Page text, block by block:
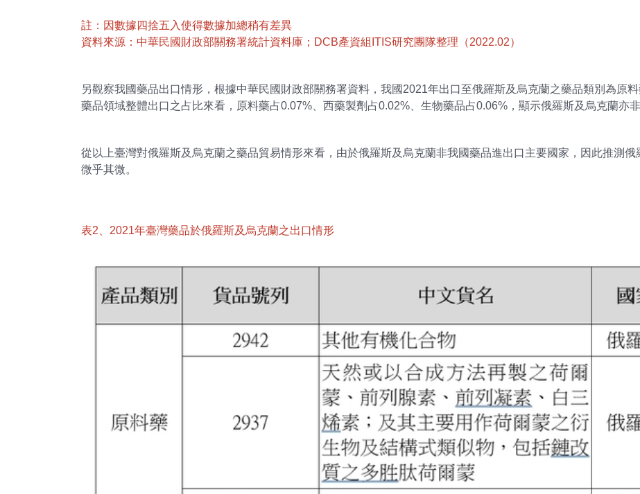
註：因數據四捨五入使得數據加總稍有差異
資料來源：中華民國財政部關務署統計資料庫；DCB產資組ITIS研究團隊整理（2022.02）
另觀察我國藥品出口情形，根據中華民國財政部關務署資料，我國2021年出口至俄羅斯及烏克蘭之藥品類別為原
藥品領域整體出口之占比來看，原料藥占0.07%、西藥製劑占0.02%、生物藥品占0.06%，顯示俄羅斯及烏克蘭亦
從以上臺灣對俄羅斯及烏克蘭之藥品貿易情形來看，由於俄羅斯及烏克蘭非我國藥品進出口主要國家，因此推測
微乎其微。
表2、2021年臺灣藥品於俄羅斯及烏克蘭之出口情形